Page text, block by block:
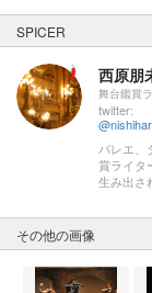
SPICER
西原朋
舞台鑑賞
twitter:
バレエ、
賞ライタ
生み出さ
その他の画像